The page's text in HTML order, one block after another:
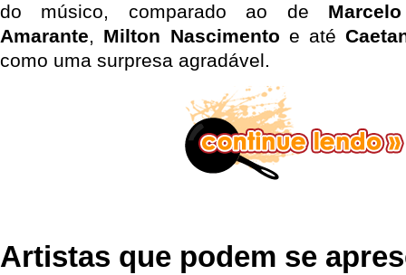
do músico, comparado ao de
Amarante, Milton Nascimento e até
como uma surpresa agradável.
Artistas que podem se